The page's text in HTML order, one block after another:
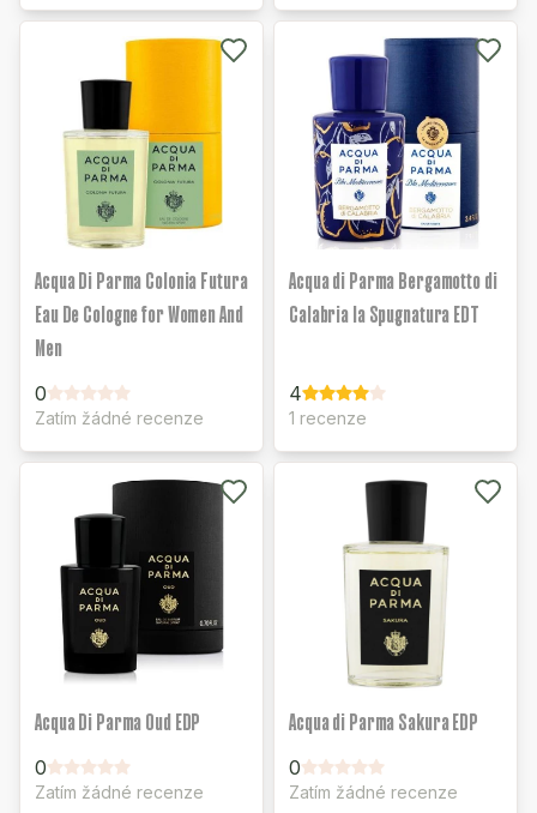
Acqua Di Parma Colonia Futura
Eau De Cologne for Women And
Men
0
Zatím žádné recenze
Acqua di Parma Bergamotto di
Calabria la Spugnatura EDT
4
1 recenze
Acqua Di Parma Oud EDP
0
Zatím žádné recenze
Acqua di Parma Sakura EDP
0
Zatím žádné recenze